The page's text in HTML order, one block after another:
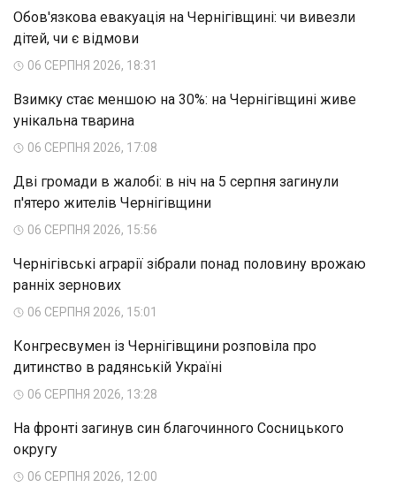
Обов'язкова евакуація на Чернігівщині: чи вивезли
дітей, чи є відмови
06 СЕРПНЯ 2026, 18:31
Взимку стає меншою на 30%: на Чернігівщині живе
унікальна тварина
06 СЕРПНЯ 2026, 17:08
Дві громади в жалобі: в ніч на 5 серпня загинули
п'ятеро жителів Чернігівщини
06 СЕРПНЯ 2026, 15:56
Чернігівські аграрії зібрали понад половину врожаю
ранніх зернових
06 СЕРПНЯ 2026, 15:01
Конгресвумен із Чернігівщини розповіла про
дитинство в радянській Україні
06 СЕРПНЯ 2026, 13:28
На фронті загинув син благочинного Сосницького
округу
06 СЕРПНЯ 2026, 12:00